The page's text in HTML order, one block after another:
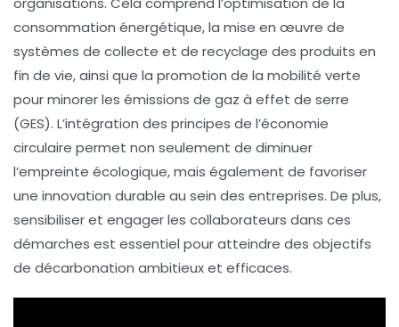
consommation énergétique, la mise en œuvre de
systèmes de collecte et de recyclage des produits en
fin de vie, ainsi que la promotion de la mobilité verte
pour minorer les émissions de gaz à effet de serre
(GES). L’intégration des principes de l’économie
circulaire permet non seulement de diminuer
l’empreinte écologique, mais également de favoriser
une innovation durable au sein des entreprises. De plus,
sensibiliser et engager les collaborateurs dans ces
démarches est essentiel pour atteindre des objectifs
de décarbonation ambitieux et efficaces.